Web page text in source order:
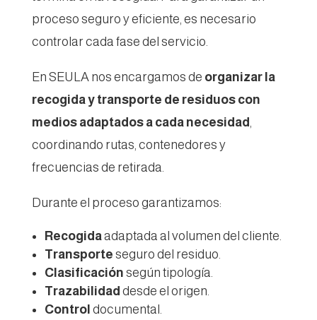
proceso seguro y eficiente, es necesario
controlar cada fase del servicio.
En SEULA nos encargamos de organizar la
recogida y transporte de residuos con
medios adaptados a cada necesidad ,
coordinando rutas, contenedores y
frecuencias de retirada.
Durante el proceso garantizamos:
Recogidaadaptada al volumen del cliente.
Transporte seguro del residuo.
Clasificación según tipología.
Trazabilidad desde el origen.
Control documental.